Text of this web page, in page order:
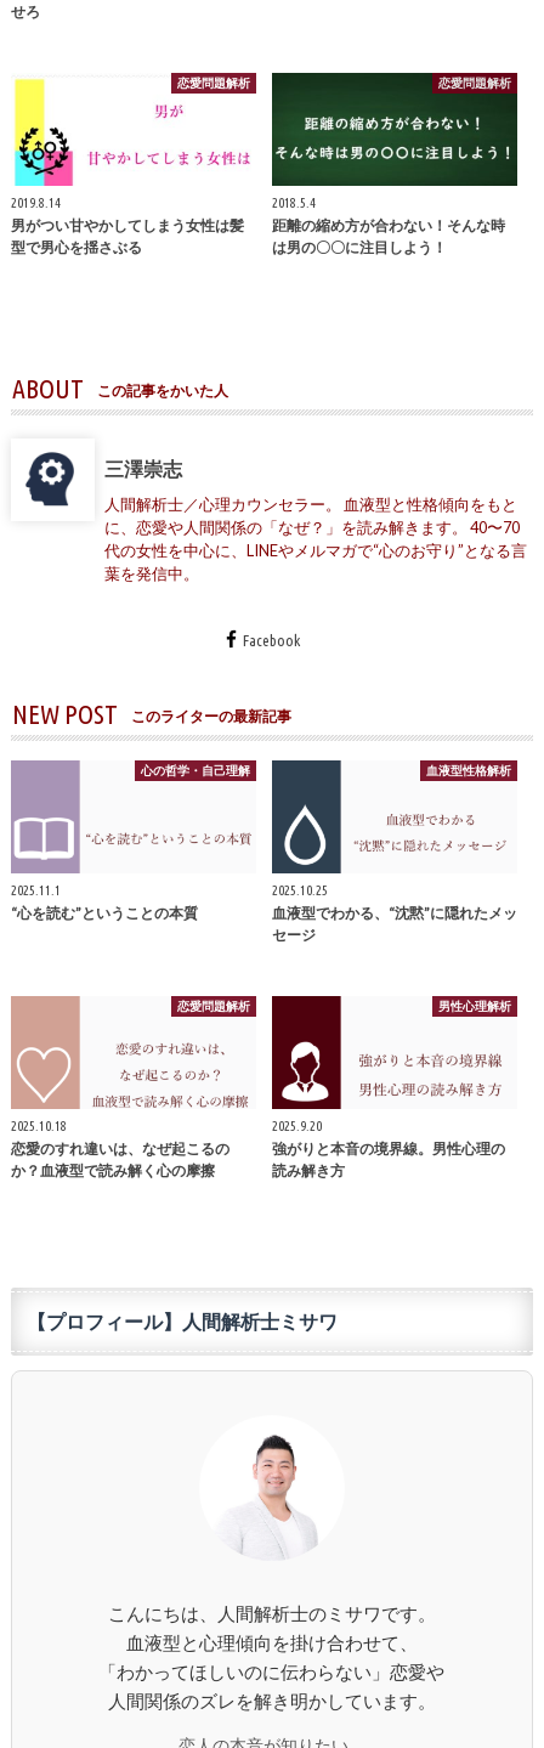
せろ
恋愛問題解析
2019.8.14
男がつい甘やかしてしまう女性は髪
型で男心を揺さぶる
恋愛問題解析
2018.5.4
距離の縮め方が合わない！そんな時
は男の〇〇に注目しよう！
ABOUT この記事をかいた人
三澤崇志
人間解析士／心理カウンセラー。 血液型と性格傾向をもと
に、恋愛や人間関係の「なぜ？」を読み解きます。 40〜70
代の女性を中心に、LINEやメルマガで“心のお守り”となる言
葉を発信中。
Facebook
NEW POST このライターの最新記事
心の哲学・自己理解
2025.11.1
“心を読む”ということの本質
血液型性格解析
2025.10.25
血液型でわかる、“沈黙”に隠れたメッ
セージ
恋愛問題解析
2025.10.18
恋愛のすれ違いは、なぜ起こるの
か？血液型で読み解く心の摩擦
男性心理解析
2025.9.20
強がりと本音の境界線。男性心理の
読み解き方
【プロフィール】人間解析士ミサワ
こんにちは、人間解析士のミサワです。
血液型と心理傾向を掛け合わせて、
「わかってほしいのに伝わらない」恋愛や
人間関係のズレを解き明かしています。